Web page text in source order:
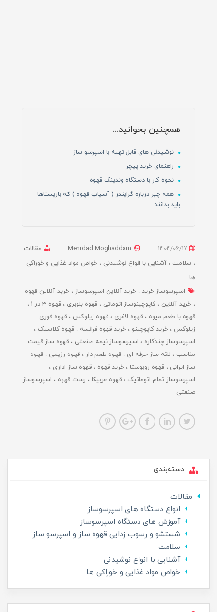
همچنین بخوانید...
نوشیدنی های قابل تهیه با اسپرسو ساز
راهنمای خرید پیچر
نحوه کار با دستگاه وندینگ قهوه
همه چیز درباره گرایندر ( آسیاب قهوه ) که باریستاها
باید بدانند
Mehrdad Moghaddam
مقالات
سلامت
آشنایی با انواع نوشیدنی
خواص مواد غذایی و خوراکی
ها
اسپرسوساز خرید
خرید آنلاین اسپرسوساز
خرید آنلاین قهوه
خرید آنلاین
کاپوچینوساز اتوماتی قهوه بلوبری
قهوه 3 در 1
قهوه با طعم میوه
قهوه لاغری قهوه زیلوکس
قهوه فوری
زیلوکس
خرید کاپوچینو خرید قهوه فرانسه
قهوه کلاسیک
اسپرسوساز چندکاره
اسپرسوساز نیمه صنعتی
قهوه ساز قیمت
مناسب
لاته ساز حرفه ای قهوه طعم دار قهوه رژیمی
قهوه
ساز ایرانی
قهوه روبوستا خرید قهوه
قهوه ساز اداری
اسپرسوساز تمام اتوماتیک
قهوه عربیکا رست قهوه
اسپرسوساز
صنعتی
دسته‌بندی
مقالات
انواع دستگاه های اسپرسوساز
آموزش های دستگاه اسپرسوساز
شستشو و رسوب زدایی قهوه ساز و اسپرسو ساز
سلامت
آشنایی با انواع نوشیدنی
خواص مواد غذایی و خوراکی ها